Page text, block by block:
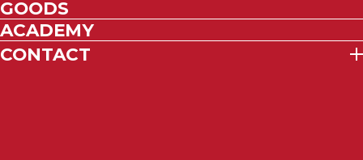
GOODS
ACADEMY
CONTACT